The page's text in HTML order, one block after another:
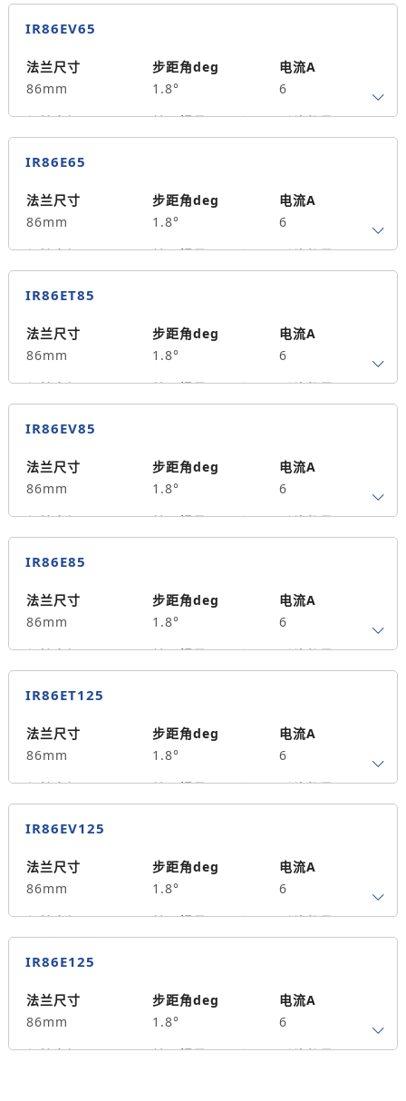
6.5
2500
0
14
单出轴
98
重量kg
3.4
IR86EV65
法兰尺寸
86mm
步距角deg
1.8°
电流A
6
保持力矩N.m
6.5
转子惯量g.cm²
2500
引线数量
0
14
单出轴
98
重量kg
3.4
IR86E65
法兰尺寸
86mm
步距角deg
1.8°
电流A
6
保持力矩N.m
6.5
转子惯量g.cm²
2500
引线数量
0
14
单出轴
98
重量kg
3.4
IR86ET85
法兰尺寸
86mm
步距角deg
1.8°
电流A
6
保持力矩N.m
8.5
转子惯量g.cm²
2800
引线数量
0
14
单出轴
118
重量kg
4.1
IR86EV85
法兰尺寸
86mm
步距角deg
1.8°
电流A
6
保持力矩N.m
8.5
转子惯量g.cm²
2800
引线数量
0
14
单出轴
118
重量kg
4.1
IR86E85
法兰尺寸
86mm
步距角deg
1.8°
电流A
6
保持力矩N.m
8.5
转子惯量g.cm²
2800
引线数量
0
14
单出轴
118
重量kg
4.1
IR86ET125
法兰尺寸
86mm
步距角deg
1.8°
电流A
6
保持力矩N.m
12.5
转子惯量g.cm²
4950
引线数量
0
14
单出轴
151
重量kg
5.6
IR86EV125
法兰尺寸
86mm
步距角deg
1.8°
电流A
6
保持力矩N.m
12.5
转子惯量g.cm²
4950
引线数量
0
14
单出轴
151
重量kg
5.6
IR86E125
法兰尺寸
86mm
步距角deg
1.8°
电流A
6
保持力矩N.m
转子惯量g.cm²
引线数量